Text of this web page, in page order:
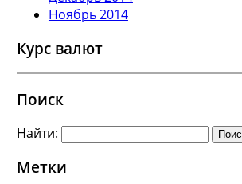
Ноябрь 2014
Курс валют
Поиск
Найти:
Метки